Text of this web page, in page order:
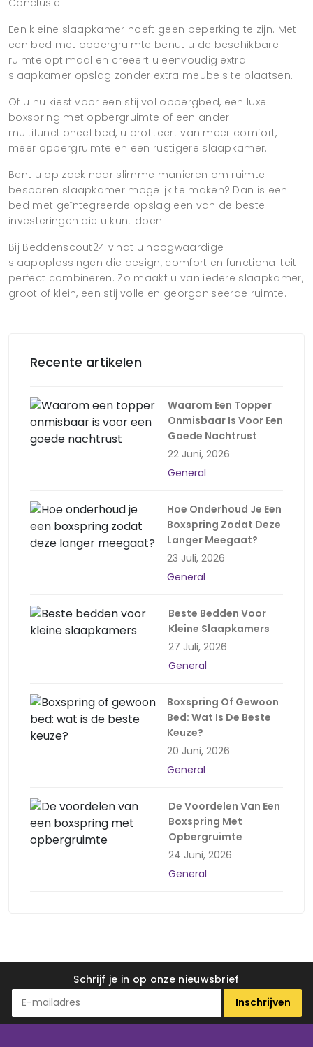
Een kleine slaapkamer hoeft geen beperking te zijn. Met
een bed met opbergruimte benut u de beschikbare
ruimte optimaal en creëert u eenvoudig extra
slaapkamer opslag zonder extra meubels te plaatsen.
Of u nu kiest voor een stijlvol opbergbed, een luxe
boxspring met opbergruimte of een ander
multifunctioneel bed, u profiteert van meer comfort,
meer opbergruimte en een rustigere slaapkamer.
Bent u op zoek naar slimme manieren om ruimte
besparen slaapkamer mogelijk te maken? Dan is een
bed met geïntegreerde opslag een van de beste
investeringen die u kunt doen.
Bij Beddenscout24 vindt u hoogwaardige
slaapoplossingen die design, comfort en functionaliteit
perfect combineren. Zo maakt u van iedere slaapkamer,
groot of klein, een stijlvolle en georganiseerde ruimte.
Recente artikelen
Waarom Een Topper
Onmisbaar Is Voor Een
Goede Nachtrust
22 Juni, 2026
General
Hoe Onderhoud Je Een
Boxspring Zodat Deze
Langer Meegaat?
23 Juli, 2026
General
Beste Bedden Voor
Kleine Slaapkamers
27 Juli, 2026
General
Boxspring Of Gewoon
Bed: Wat Is De Beste
Keuze?
20 Juni, 2026
General
De Voordelen Van Een
Boxspring Met
Opbergruimte
24 Juni, 2026
General
Schrijf je in op onze nieuwsbrief
Inschrijven